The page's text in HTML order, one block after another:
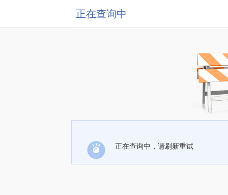
正在查询中
正在查询中，请刷新重试